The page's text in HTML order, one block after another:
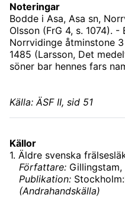
Noteringar
Bodde i Asa, Asa sn,
Olsson (FrG 4, s. 1074).
Norrvidinge åtminstone
1485 (Larsson, Det
söner bar hennes fars
Källa: ÄSF II, sid 51
Källor
1. Äldre svenska
Författare: Gillingstam,
Publikation:
(Andrahandskälla)